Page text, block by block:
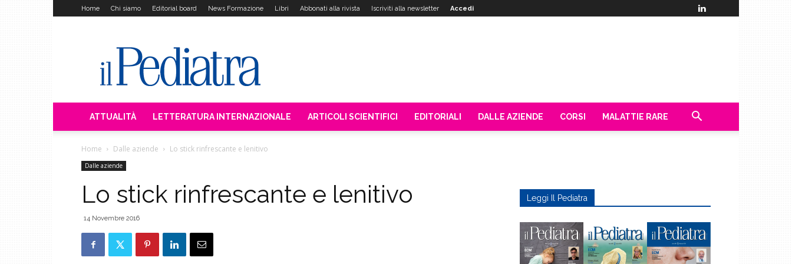
Home Chi siamo Editorial board News Formazione Libri Abbonati alla rivista Iscriviti alla newsletter Accedi
Pediatra
ATTUALITÀ LETTERATURA INTERNAZIONALE ARTICOLI SCIENTIFICI EDITORIALI DALLE AZIENDE CORSI MALATTIE RARE
Home Dalle aziende Lo stick rinfrescante e lenitivo
Dalle aziende
Lo stick rinfrescante e lenitivo
14 Novembre 2016
Leggi Il Pediatra